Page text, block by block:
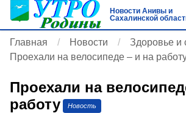
Новости Анивы и
Сахалинской
Главная Новости
Здоровье и
Проехали на велосипеде – и на
Проехали на
работу
Новость